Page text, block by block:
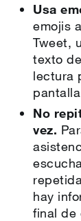
Usa
emojis
Tweet,
texto
lectura
No
vez.
hay
final de